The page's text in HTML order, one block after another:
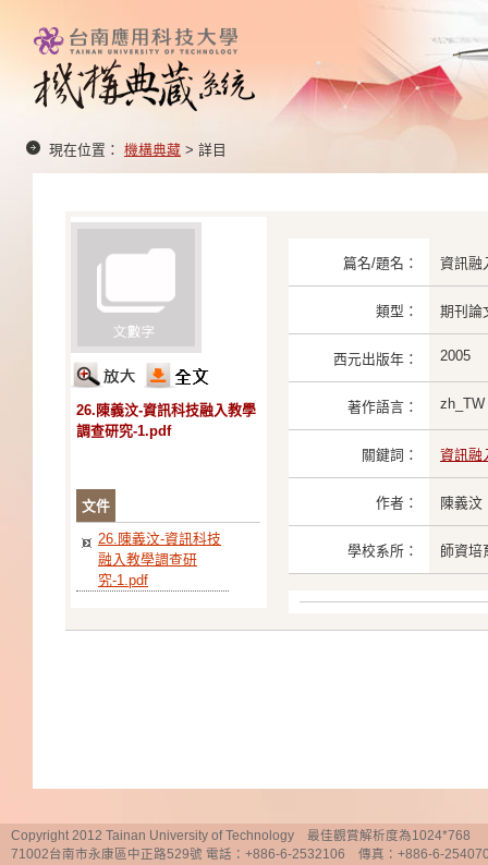
現在位置： 機構典藏 > 詳目
26.陳義汶-資訊科技融入教學
調查研究-1.pdf
文件
26.陳義汶-資訊科技
融入教學調查研
究-1.pdf
篇名/題名： 資訊融
類型： 期刊論
西元出版年： 2005
著作語言： zh_TW
關鍵詞： 資訊融
作者： 陳義汶
學校系所： 師資培
Copyright 2012 Tainan University of Technology 最佳觀賞解析度為1024*768
71002台南市永康區中正路529號 電話：+886-6-2532106 傳真：+886-6-